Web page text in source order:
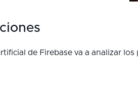
de Firebase va a analizar